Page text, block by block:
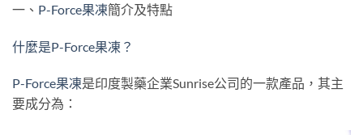
一、 P-Force果凍簡介及特點
什麼是P-Force果凍？
P-Force果凍是印度製藥企業Sunrise公司的一款產品，其主
要成分為：